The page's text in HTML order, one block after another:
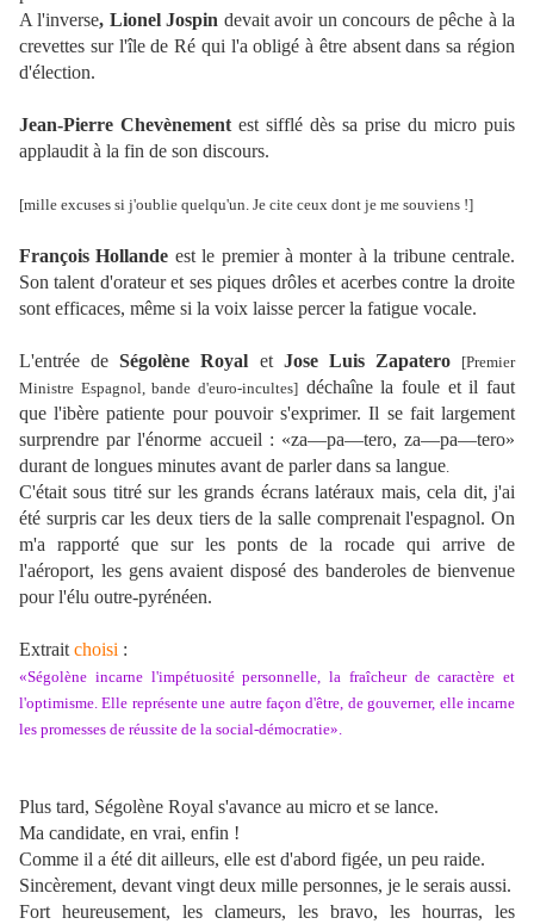
A l'inverse, Lionel Jospin devait avoir un concours de pêche à la
crevettes sur l'île de Ré qui l'a obligé à être absent dans sa région
d'élection.
Jean-Pierre Chevènement est sifflé dès sa prise du micro puis
applaudit à la fin de son discours.
[mille excuses si j'oublie quelqu'un. Je cite ceux dont je me souviens !]
François Hollande est le premier à monter à la tribune centrale.
Son talent d'orateur et ses piques drôles et acerbes contre la droite
sont efficaces, même si la voix laisse percer la fatigue vocale.
L'entrée deSégolène Royal et Jose Luis Zapatero
[Premier
Ministre Espagnol, bande d'euro-incultes] déchaîne la foule et il faut
que l'ibère patiente pour pouvoir s'exprimer. Il se fait largement
surprendre par l'énorme accueil : «za—pa—tero, za—pa—tero»
durant de longues minutes avant de parler dans sa langue.
C'était sous titré sur les grands écrans latéraux mais, cela dit, j'ai
été surpris car les deux tiers de la salle comprenait l'espagnol. On
m'a rapporté que sur les ponts de la rocade qui arrive de
l'aéroport, les gens avaient disposé des banderoles de bienvenue
pour l'élu outre-pyrénéen.
Extrait choisi :
«Ségolène incarne l'impétuosité personnelle, la fraîcheur de caractère et
l'optimisme. Elle représente une autre façon d'être, de gouverner, elle incarne
les promesses de réussite de la social-démocratie».
Plus tard, Ségolène Royal s'avance au micro et se lance.
Ma candidate, en vrai, enfin !
Comme il a été dit ailleurs, elle est d'abord figée, un peu raide.
Sincèrement, devant vingt deux mille personnes, je le serais aussi.
Fort heureusement, les clameurs, les bravo, les hourras, les